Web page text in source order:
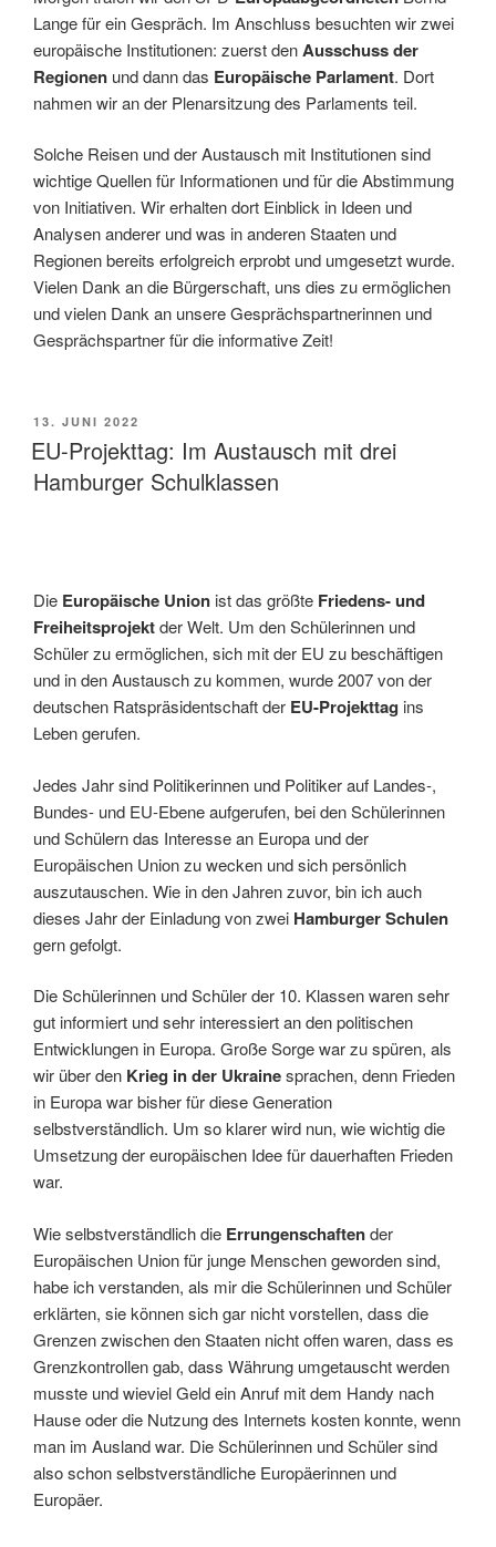
Lange für ein Gespräch. Im Anschluss besuchten wir zwei
europäische Institutionen: zuerst denAusschuss der
Regionen und dann das Europäische Parlament. Dort
nahmen wir an der Plenarsitzung des Parlaments teil.
Solche Reisen und der Austausch mit Institutionen sind
wichtige Quellen für Informationen und für die Abstimmung
von Initiativen. Wir erhalten dort Einblick in Ideen und
Analysen anderer und was in anderen Staaten und
Regionen bereits erfolgreich erprobt und umgesetzt wurde.
Vielen Dank an die Bürgerschaft, uns dies zu ermöglichen
und vielen Dank an unsere Gesprächspartnerinnen und
Gesprächspartner für die informative Zeit!
VERÖFFENTLICHT
AM
13. JUNI 2022
EU-Projekttag: Im Austausch mit drei
Hamburger Schulklassen
Die Europäische Union ist das größte Friedens- und
Freiheitsprojektder Welt. Um den Schülerinnen und
Schüler zu ermöglichen, sich mit der EU zu beschäftigen
und in den Austausch zu kommen, wurde 2007 von der
deutschen Ratspräsidentschaft der EU-Projekttag ins
Leben gerufen.
Jedes Jahr sind Politikerinnen und Politiker auf Landes-,
Bundes- und EU-Ebene aufgerufen, bei den Schülerinnen
und Schülern das Interesse an Europa und der
Europäischen Union zu wecken und sich persönlich
auszutauschen. Wie in den Jahren zuvor, bin ich auch
dieses Jahr der Einladung von zwei Hamburger Schulen
gern gefolgt.
Die Schülerinnen und Schüler der 10. Klassen waren sehr
gut informiert und sehr interessiert an den politischen
Entwicklungen in Europa. Große Sorge war zu spüren, als
wir über den Krieg in der Ukrainesprachen, denn Frieden
in Europa war bisher für diese Generation
selbstverständlich. Um so klarer wird nun, wie wichtig die
Umsetzung der europäischen Idee für dauerhaften Frieden
war.
Wie selbstverständlich die Errungenschaftender
Europäischen Union für junge Menschen geworden sind,
habe ich verstanden, als mir die Schülerinnen und Schüler
erklärten, sie können sich gar nicht vorstellen, dass die
Grenzen zwischen den Staaten nicht offen waren, dass es
Grenzkontrollen gab, dass Währung umgetauscht werden
musste und wieviel Geld ein Anruf mit dem Handy nach
Hause oder die Nutzung des Internets kosten konnte, wenn
man im Ausland war. Die Schülerinnen und Schüler sind
also schon selbstverständliche Europäerinnen und
Europäer.